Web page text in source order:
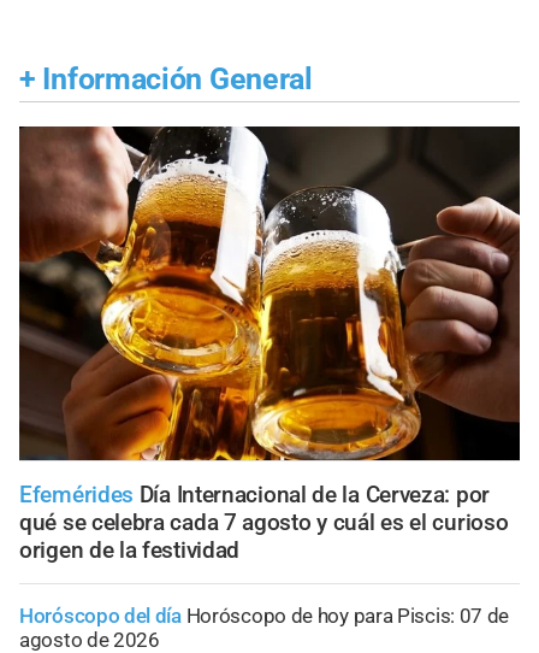
+ Información General
Efemérides Día Internacional de la Cerveza: por
qué se celebra cada 7 agosto y cuál es el curioso
origen de la festividad
Horóscopo del día Horóscopo de hoy para Piscis: 07 de
agosto de 2026